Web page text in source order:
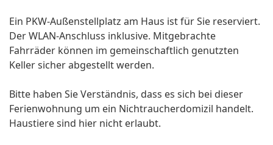
Ein PKW-Außenstellplatz am Haus ist für Sie reserviert.
Der WLAN-Anschluss inklusive. Mitgebrachte
Fahrräder können im gemeinschaftlich genutzten
Keller sicher abgestellt werden.
Bitte haben Sie Verständnis, dass es sich bei dieser
Ferienwohnung um ein Nichtraucherdomizil handelt.
Haustiere sind hier nicht erlaubt.